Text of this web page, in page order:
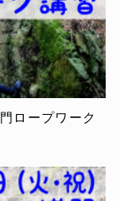
ロープワーク